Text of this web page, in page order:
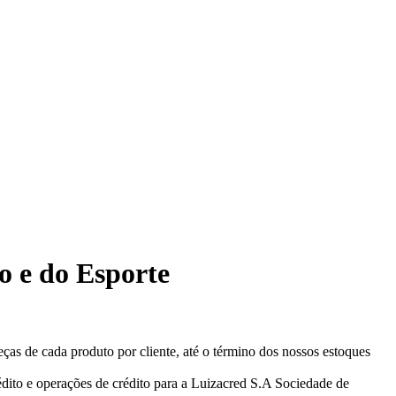
e do Esporte
de cada produto por cliente, até o término dos nossos estoques
e operações de crédito para a Luizacred S.A Sociedade de